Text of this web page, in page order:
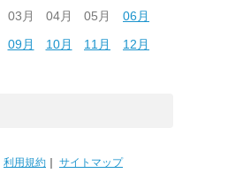
03月 04月 05月
06月
09月 10月 11月 12月
利用規約 サイトマップ